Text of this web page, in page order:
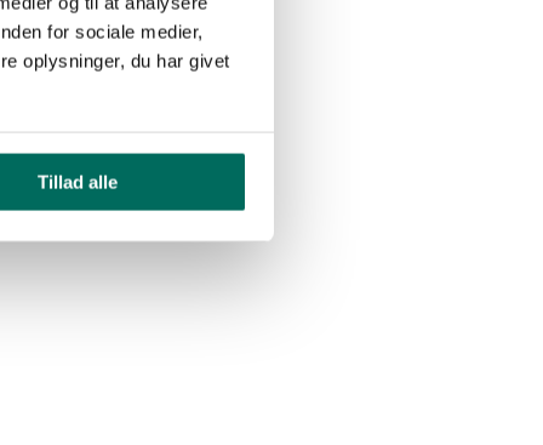
for sociale medier,
oplysninger, du har givet
Tillad alle